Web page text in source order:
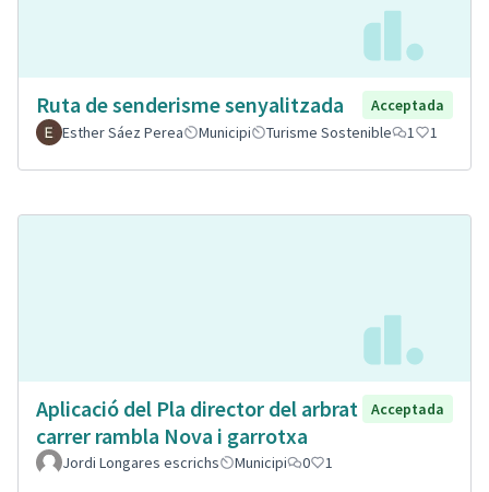
Ruta de senderisme senyalitzada
Acceptada
Esther Sáez Perea
Municipi Turisme Sostenible 1 1
Aplicació del Pla director del arbrat
carrer rambla Nova i garrotxa
Acceptada
Jordi Longares escrichs Municipi 0 1